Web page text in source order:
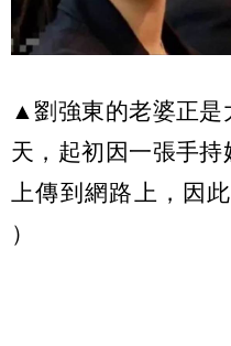
▲劉強東的老婆正是
天，起初因一張手
上傳到網路上，因
）